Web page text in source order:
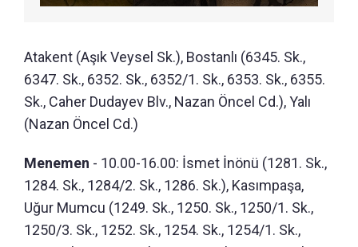
Atakent (Aşık Veysel Sk.), Bostanlı (6345. Sk.,
6347. Sk., 6352. Sk., 6352/1. Sk., 6353. Sk., 6355.
Sk., Caher Dudayev Blv., Nazan Öncel Cd.), Yalı
(Nazan Öncel Cd.)
Menemen - 10.00-16.00: İsmet İnönü (1281. Sk.,
1284. Sk., 1284/2. Sk., 1286. Sk.), Kasımpaşa,
Uğur Mumcu (1249. Sk., 1250. Sk., 1250/1. Sk.,
1250/3. Sk., 1252. Sk., 1254. Sk., 1254/1. Sk.,